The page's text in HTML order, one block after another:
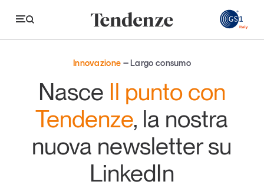
Tendenze
Economia e consumi
Logistica
Retail e brand
Innovazione Largo consumo
Nasce Il punto con
Tendenze, la nostra
nuova newsletter su
LinkedIn